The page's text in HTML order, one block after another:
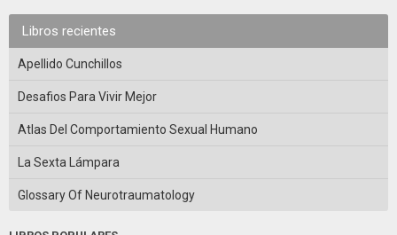
Libros recientes
Apellido Cunchillos
Desafios Para Vivir Mejor
Atlas Del Comportamiento Sexual Humano
La Sexta Lámpara
Glossary Of Neurotraumatology